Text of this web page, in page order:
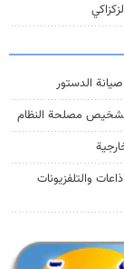
الدستور
مصلحة النظام
والتلفزيونات